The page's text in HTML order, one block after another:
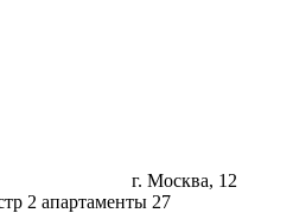
г. Москва, 12
2 апартаменты 27